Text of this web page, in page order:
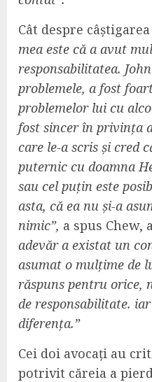
Cât despre
mea este că a avut
responsabilitatea.
problemele, a fost
problemelor lui cu
fost sincer în privința
care le-a scris și cred
puternic cu doamna
sau cel puțin este
asta, că ea nu și-a
nimic”, a spus Chew,
adevăr a existat un
asumat o mulțime de
răspuns pentru orice,
de responsabilitate.
diferența.”
Cei doi avocați au
potrivit căreia a